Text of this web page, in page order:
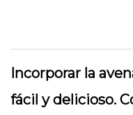
Incorporar la
fácil y delicioso.